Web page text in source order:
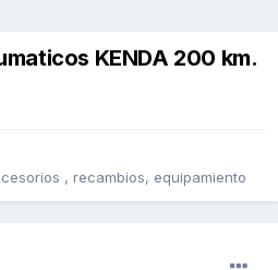
KENDA 200 km.
, recambios, equipamiento